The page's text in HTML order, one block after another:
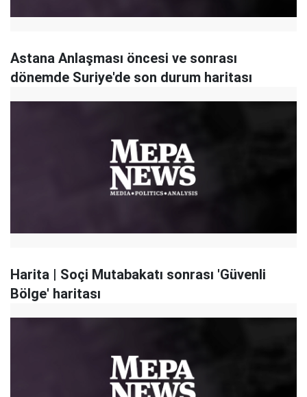
Astana Anlaşması öncesi ve sonrası
dönemde Suriye'de son durum haritası
Harita | Soçi Mutabakatı sonrası 'Güvenli
Bölge' haritası